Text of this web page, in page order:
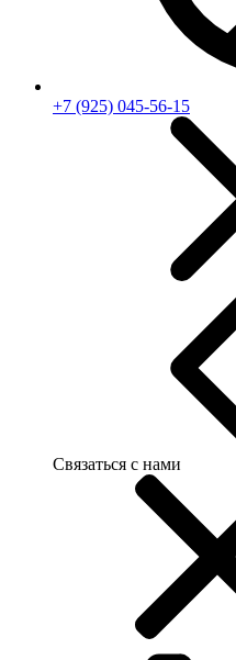
+7 (925) 045-56-15
Связаться с нами